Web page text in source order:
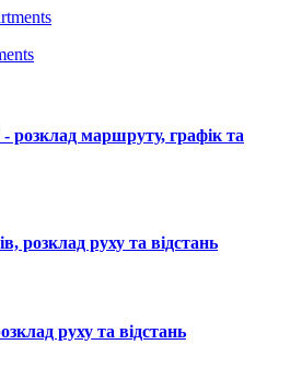
маршруту, графік та
розклад руху та відстань
руху та відстань